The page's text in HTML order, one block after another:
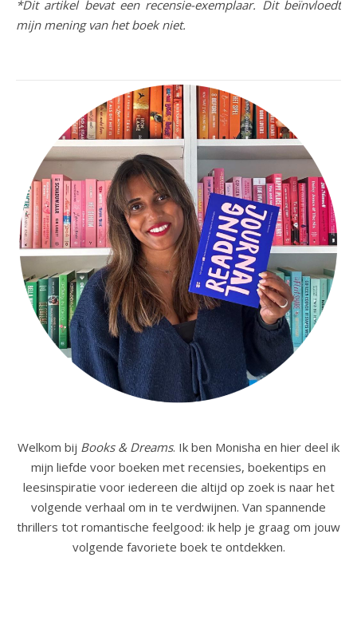
*Dit artikel bevat een recensie-exemplaar. Dit beïnvloedt
mijn mening van het boek niet.
Welkom bij Books & Dreams. Ik ben Monisha en hier deel ik
mijn liefde voor boeken met recensies, boekentips en
leesinspiratie voor iedereen die altijd op zoek is naar het
volgende verhaal om in te verdwijnen. Van spannende
thrillers tot romantische feelgood: ik help je graag om jouw
volgende favoriete boek te ontdekken.